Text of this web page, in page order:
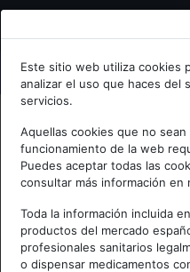
Bienvenid@ a
Escribe tu Email
Accede o regístrate con tu
Este sitio web utiliza cookies
analizar el uso que haces del
servicios.
Aquellas cookies que no sean
funcionamiento de la web
Puedes aceptar todas las
consultar más información en
Toda la información incluida
productos del mercado
profesionales sanitarios
o dispensar medicamentos